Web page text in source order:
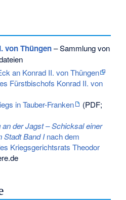
von Thüngen– Sammlung von
an Konrad II. von Thüngen
Fürstbischofs Konrad II. von
in Tauber-Franken
(PDF;
an der Jagst – Schicksal einer
Stadt Band Inach dem
Kriegsgerichtsrats Theodor